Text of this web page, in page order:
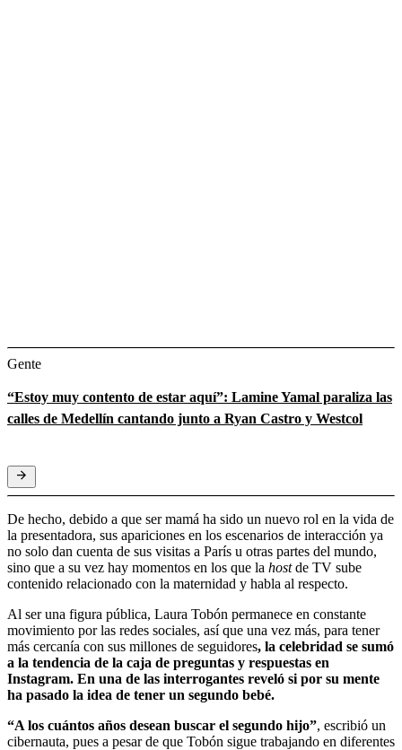
Gente
“Estoy muy contento de estar aquí”: Lamine Yamal paraliza las
calles de Medellín cantando junto a Ryan Castro y Westcol
De hecho, debido a que ser mamá ha sido un nuevo rol en la vida de
la presentadora, sus apariciones en los escenarios de interacción ya
no solo dan cuenta de sus visitas a París u otras partes del mundo,
sino que a su vez hay momentos en los que la hostde TV sube
contenido relacionado con la maternidad y habla al respecto.
Al ser una figura pública, Laura Tobón permanece en constante
movimiento por las redes sociales, así que una vez más, para tener
más cercanía con sus millones de seguidores, la celebridad se sumó
a la tendencia de la caja de preguntas y respuestas en
Instagram. En una de las interrogantes reveló si por su mente
ha pasado la idea de tener un segundo bebé.
“A los cuántos años desean buscar el segundo hijo”, escribió un
cibernauta, pues a pesar de que Tobón sigue trabajando en diferentes